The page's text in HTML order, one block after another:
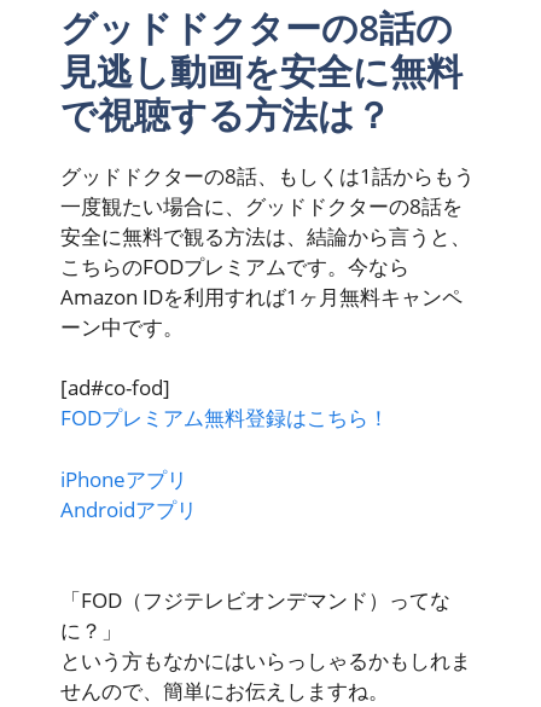
グッドドクターの8話の
見逃し動画を安全に無料
で視聴する方法は？
グッドドクターの8話、もしくは1話からもう
一度観たい場合に、グッドドクターの8話を
安全に無料で観る方法は、結論から言うと、
こちらのFODプレミアムです。 今なら
Amazon IDを利用すれば1ヶ月無料キャンペ
ーン中です。
[ad#co-fod]
FODプレミアム無料登録はこちら！
iPhoneアプリ
Androidアプリ
「FOD（フジテレビオンデマンド）ってな
に？」
という方もなかにはいらっしゃるかもしれま
せんので、簡単にお伝えしますね。